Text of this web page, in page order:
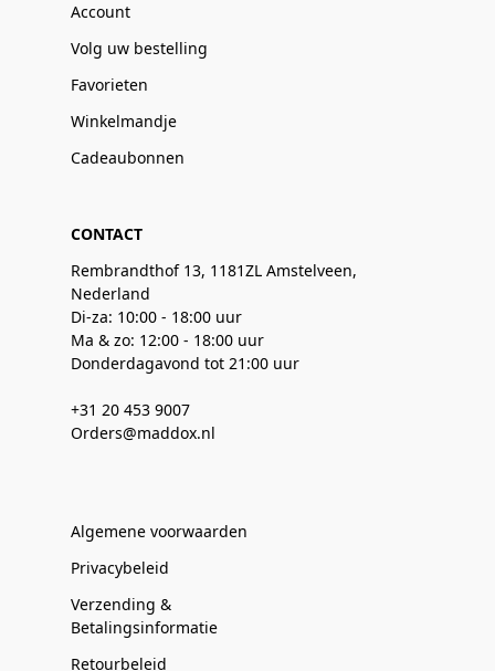
Account
Volg uw bestelling
Favorieten
Winkelmandje
Cadeaubonnen
CONTACT
Rembrandthof 13, 1181ZL Amstelveen,
Nederland
Di-za: 10:00 - 18:00 uur
Ma & zo: 12:00 - 18:00 uur
Donderdagavond tot 21:00 uur
+31 20 453 9007
Orders@maddox.nl
Algemene voorwaarden
Privacybeleid
Verzending &
Betalingsinformatie
Retourbeleid